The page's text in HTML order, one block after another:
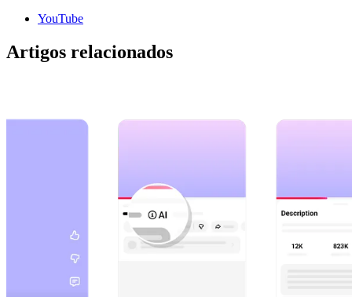
YouTube
Artigos relacionados